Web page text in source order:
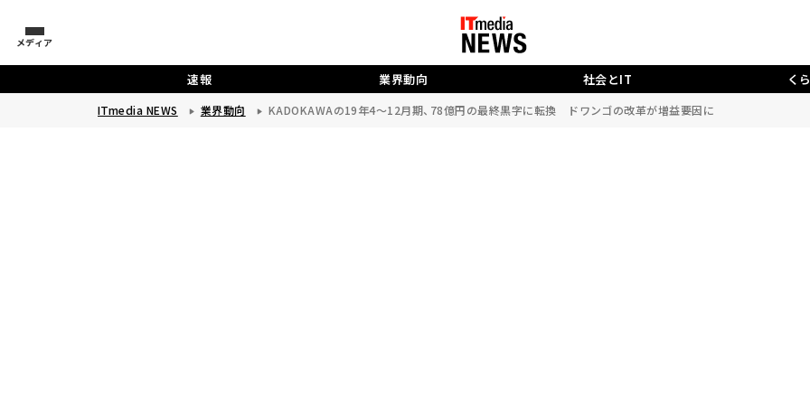
メディア
速報 業界動向 社会とIT く
ITmedia NEWS 業界動向 KADOKAWAの19年4～12月期、78億円の最終黒字に転換 ドワンゴの改革が増益要因に